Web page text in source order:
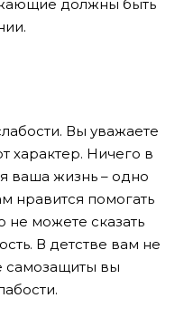
должны быть
Вы уважаете
характер. Ничего в
ваша жизнь – одно
нравится помогать
можете сказать
В детстве вам не
самозащиты вы